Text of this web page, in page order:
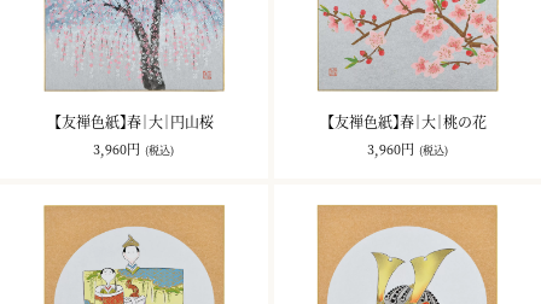
【友禅色紙】春｜大｜円山桜
3,960円 (税込)
【友禅色紙】春｜大｜桃の花
3,960円 (税込)